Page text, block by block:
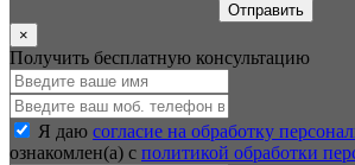
Отправить
×
Получить бесплатную консультацию
Я даю согласие на обработку
ознакомлен(а) с политикой обработки